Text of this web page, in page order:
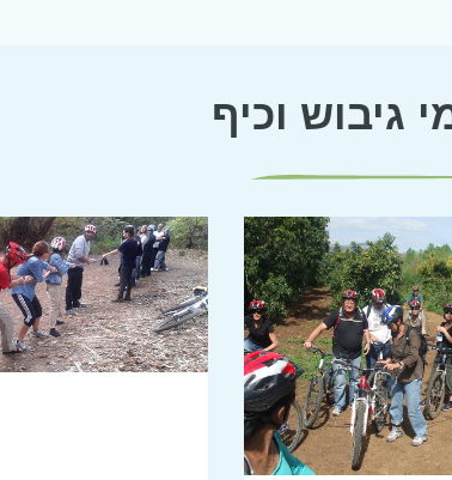
גיבוש וכיף